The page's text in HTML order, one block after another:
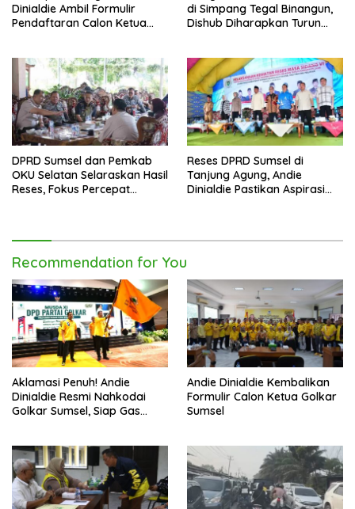
Dinialdie Ambil Formulir
Pendaftaran Calon Ketua
di Simpang Tegal Binangun,
Dishub Diharapkan Turun
DPRD Sumsel dan Pemkab
OKU Selatan Selaraskan Hasil
Reses, Fokus Percepat
Reses DPRD Sumsel di
Tanjung Agung, Andie
Dinialdie Pastikan Aspirasi
Recommendation for You
Aklamasi Penuh! Andie
Dinialdie Resmi Nahkodai
Golkar Sumsel, Siap Gas
Andie Dinialdie Kembalikan
Formulir Calon Ketua Golkar
Sumsel